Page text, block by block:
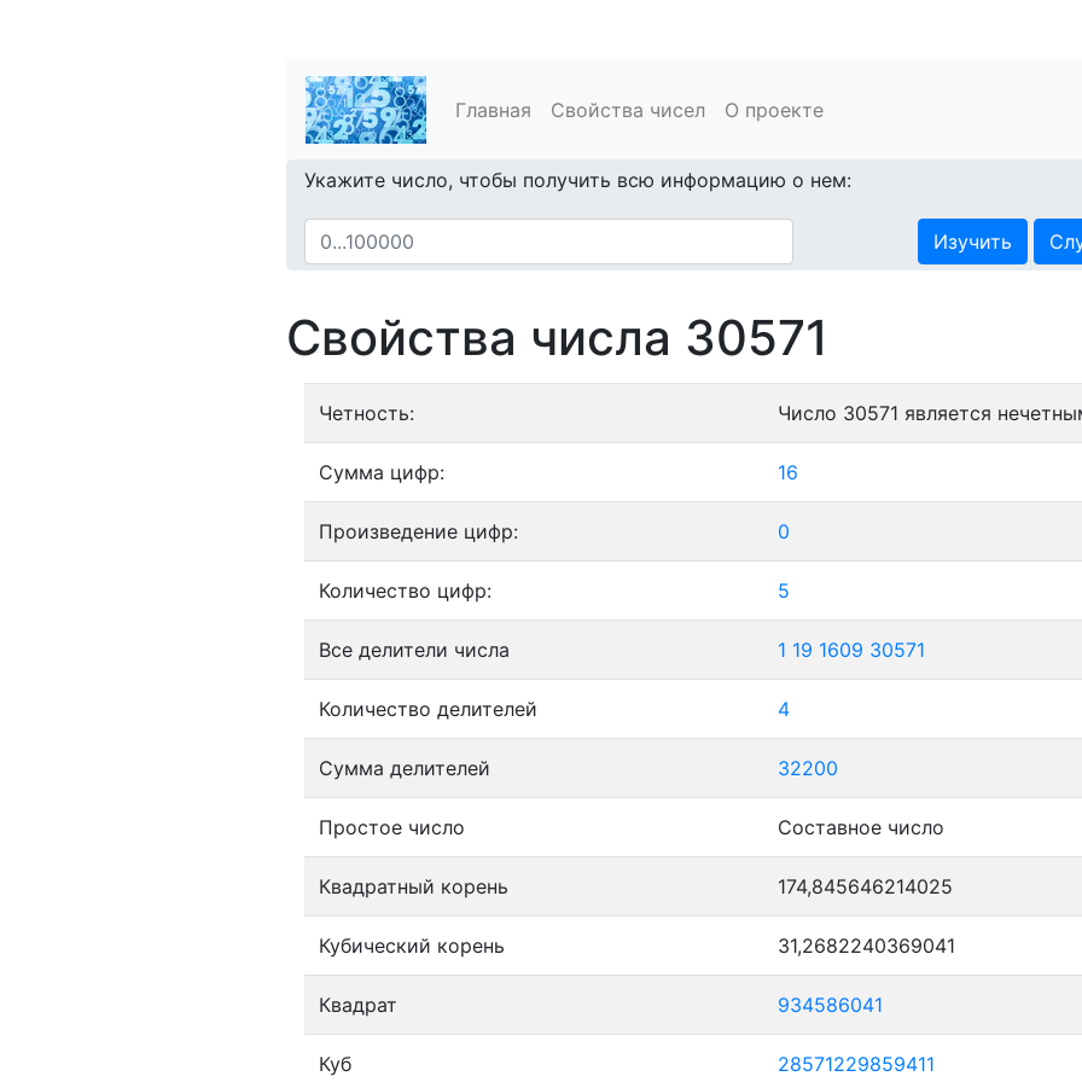
Главная Свойства чисел О проекте
Укажите число, чтобы получить всю информацию о нем:
Изучить
Свойства числа 30571
Четность: Число 30571 является
Сумма цифр: 16
Произведение цифр: 0
Количество цифр: 5
Все делители числа 1 19 1609 30571
Количество делителей 4
Сумма делителей 32200
Простое число Составное число
Квадратный корень 174,845646214025
Кубический корень 31,2682240369041
Квадрат 934586041
Куб 28571229859411